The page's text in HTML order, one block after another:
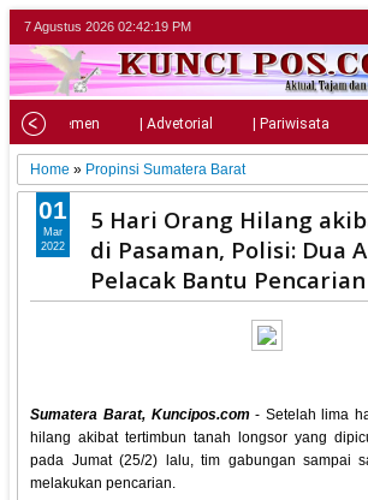
7 Agustus 2026 02:42:20 PM
| Parlemen | Advetorial | Pariwisata
Home » Propinsi Sumatera Barat
5 Hari Orang Hilang
di Pasaman, Polisi: Dua
Pelacak Bantu Pencarian
Sumatera Barat, Kuncipos.com- Setelah lima
hilang akibat tertimbun tanah longsor yang
pada Jumat (25/2) lalu, tim gabungan sampai
melakukan pencarian.
01
Mar
2022